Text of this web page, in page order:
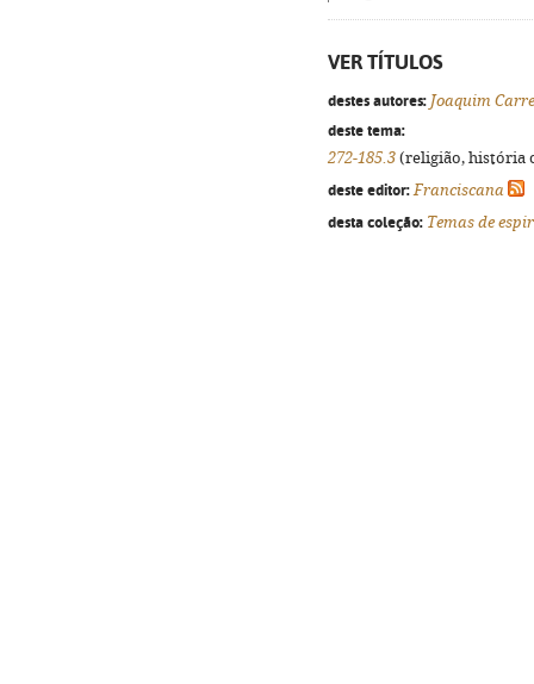
VER TÍTULOS
destes autores: Joaquim
deste tema:
272-185.3 (religião, história
deste editor: Franciscana
desta coleção: Temas de